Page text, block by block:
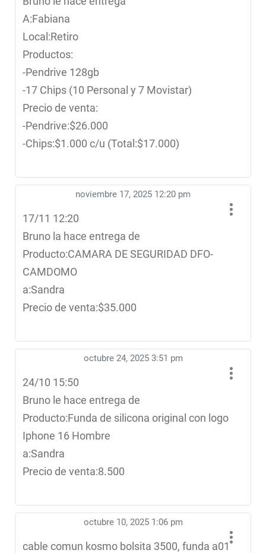
A:Fabiana
Local:Retiro
Productos:
-Pendrive 128gb
-17 Chips (10 Personal y 7 Movistar)
Precio de venta:
-Pendrive:$26.000
-Chips:$1.000 c/u (Total:$17.000)
noviembre 17, 2025 12:20 pm
17/11 12:20
Bruno la hace entrega de
Producto:CAMARA DE SEGURIDAD DFO-
CAMDOMO
a:Sandra
Precio de venta:$35.000
octubre 24, 2025 3:51 pm
24/10 15:50
Bruno le hace entrega de
Producto:Funda de silicona original con logo
Iphone 16 Hombre
a:Sandra
Precio de venta:8.500
octubre 10, 2025 1:06 pm
cable comun kosmo bolsita 3500, funda a01